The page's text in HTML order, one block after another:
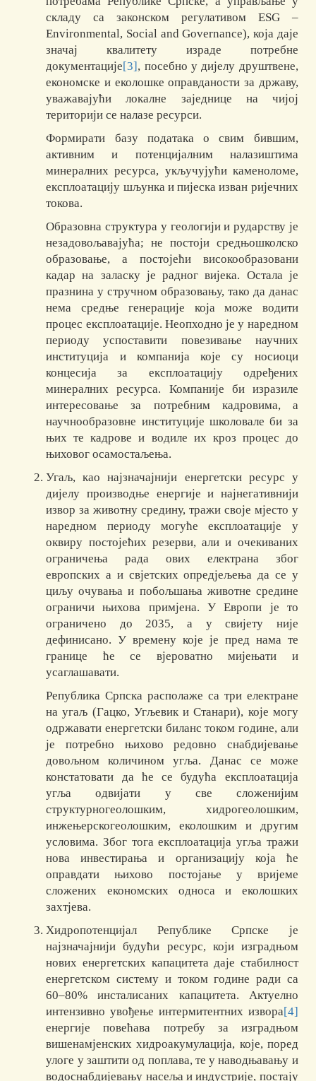
складу са законском регулативом ESG –
Environmental, Social and Governance), која даје
значај квалитету израде потребне
документације[3] , посебно у дијелу друштвене,
економске и еколошке оправданости за државу,
уважавајући локалне заједнице на чијој
територији се налазе ресурси.
Формирати базу података о свим бившим,
активним и потенцијалним налазиштима
минералних ресурса, укључујући каменоломе,
експлоатацију шљунка и пијеска изван ријечних
токова.
Образовна структура у геологији и рударству је
незадовољавајућа; не постоји средњошколско
образовање, а постојећи високообразовани
кадар на заласку је радног вијека. Остала је
празнина у стручном образовању, тако да данас
нема средње генерације која може водити
процес експлоатације. Неопходно је у наредном
периоду успоставити повезивање научних
институција и компанија које су носиоци
концесија за експлоатацију одређених
минералних ресурса. Компаније би изразиле
интересовање за потребним кадровима, а
научнообразовне институције школовале би за
њих те кадрове и водиле их кроз процес до
њиховог осамостаљења.
Угаљ, као најзначајнији енергетски ресурс у
дијелу производње енергије и најнегативнији
извор за животну средину, тражи своје мјесто у
наредном периоду могуће експлоатације у
оквиру постојећих резерви, али и очекиваних
ограничења рада ових електрана због
европских а и свјетских опредјељења да се у
циљу очувања и побољшања животне средине
ограничи њихова примјена. У Европи је то
ограничено до 2035, а у свијету није
дефинисано. У времену које је пред нама те
границе ће се вјероватно мијењати и
усаглашавати.
Република Српска располаже са три електране
на угаљ (Гацко, Угљевик и Станари), које могу
одржавати енергетски биланс током године, али
је потребно њихово редовно снабдијевање
довољном количином угља. Данас се може
констатовати да ће се будућа експлоатација
угља одвијати у све сложенијим
структурногеолошким, хидрогеолошким,
инжењерскогеолошким, еколошким и другим
условима. Због тога експлоатација угља тражи
нова инвестирања и организацију која ће
оправдати њихово постојање у вријеме
сложених економских односа и еколошких
захтјева.
Хидропотенцијал Републике Српске је
најзначајнији будући ресурс, који изградњом
нових енергетских капацитета даје стабилност
енергетском систему и током године ради са
60–80% инсталисаних капацитета. Актуелно
интензивно увођење интермитентних извора[4]
енергије повећава потребу за изградњом
вишенамјенских хидроакумулација, које, поред
улоге у заштити од поплава, те у наводњавању и
водоснабдијевању насеља и индустрије, постају